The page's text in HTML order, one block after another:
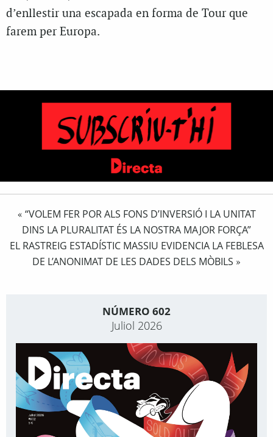
d’enllestir una escapada en forma de Tour que
farem per Europa.
« “VOLEM FER POR ALS FONS D’INVERSIÓ I LA UNITAT
DINS LA PLURALITAT ÉS LA NOSTRA MAJOR FORÇA”
EL RASTREIG ESTADÍSTIC MASSIU EVIDENCIA LA FEBLESA
DE L’ANONIMAT DE LES DADES DELS MÒBILS »
NÚMERO 602
Juliol 2026